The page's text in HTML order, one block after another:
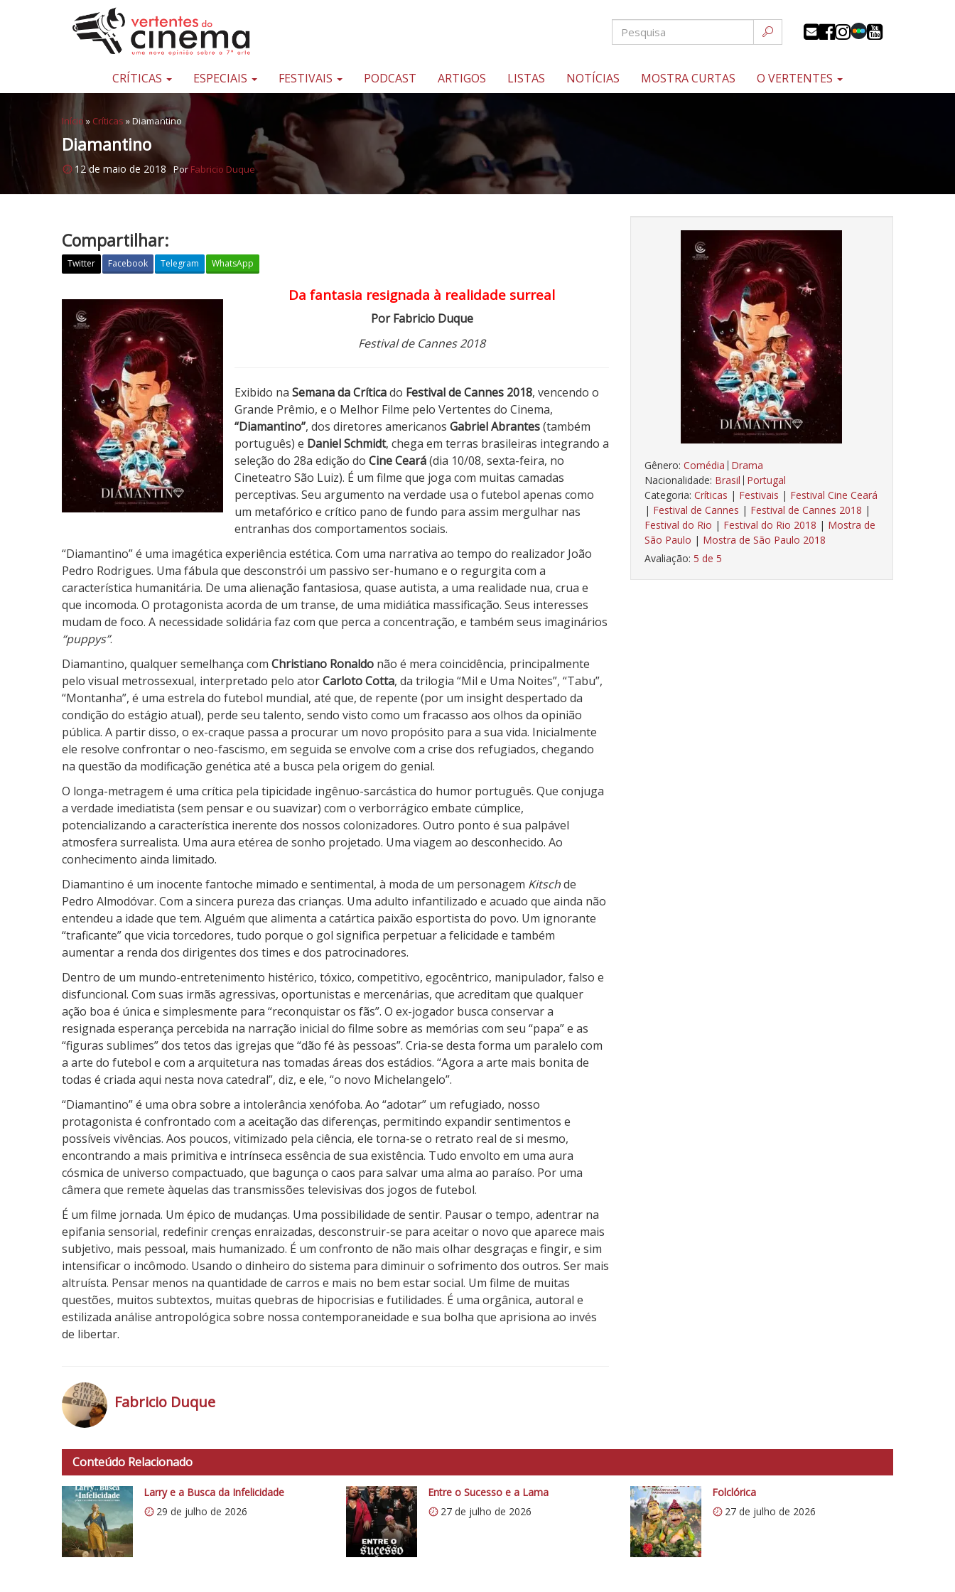
Pular para o conteúdo
Uma
sobre
sétima
arte
CRÍTICAS ESPECIAIS FESTIVAIS PODCAST ARTIGOS LISTAS NOTÍCIAS MOSTRA CURTAS O VERTENTES
Início » Críticas »Diamantino
Diamantino
12 de maio de 2018 Por Fabricio Duque
Gênero: Comédia Drama
Nacionalidade: Brasil Portugal
Categoria: Críticas | Festivais | Festival Cine Ceará
| Festival de Cannes | Festival de Cannes 2018 |
Festival do Rio | Festival do Rio 2018 | Mostra de
São Paulo | Mostra de São Paulo 2018
Avaliação: 5 de 5
Compartilhar:
Twitter Facebook Telegram WhatsApp
D
a
Da fantasia resignada à realidade surreal
Por Fabricio Duque
Festival de Cannes 2018
Exibido na Semana da Críticado Festival de Cannes 2018, vencendo o
Grande Prêmio, e o Melhor Filme pelo Vertentes do Cinema,
“Diamantino”, dos diretores americanos Gabriel Abrantes(também
português) e Daniel Schmidt, chega em terras brasileiras integrando a
seleção do 28a edição do Cine Ceará(dia 10/08, sexta-feira, no
Cineteatro São Luiz). É um filme que joga com muitas camadas
perceptivas. Seu argumento na verdade usa o futebol apenas como
um metafórico e crítico pano de fundo para assim mergulhar nas
entranhas dos comportamentos sociais.
“Diamantino” é uma imagética experiência estética. Com uma narrativa ao tempo do realizador João
Pedro Rodrigues. Uma fábula que desconstrói um passivo ser-humano e o regurgita com a
característica humanitária. De uma alienação fantasiosa, quase autista, a uma realidade nua, crua e
que incomoda. O protagonista acorda de um transe, de uma midiática massificação. Seus interesses
mudam de foco. A necessidade solidária faz com que perca a concentração, e também seus imaginários
“puppys”.
Diamantino, qualquer semelhança com Christiano Ronaldo não é mera coincidência, principalmente
pelo visual metrossexual, interpretado pelo atorCarloto Cotta, da trilogia “Mil e Uma Noites”, “Tabu”,
“Montanha”, é uma estrela do futebol mundial, até que, de repente (por um insight despertado da
condição do estágio atual), perde seu talento, sendo visto como um fracasso aos olhos da opinião
pública. A partir disso, o ex-craque passa a procurar um novo propósito para a sua vida. Inicialmente
ele resolve confrontar o neo-fascismo, em seguida se envolve com a crise dos refugiados, chegando
na questão da modificação genética até a busca pela origem do genial.
O longa-metragem é uma crítica pela tipicidade ingênuo-sarcástica do humor português. Que conjuga
a verdade imediatista (sem pensar e ou suavizar) com o verborrágico embate cúmplice,
potencializando a característica inerente dos nossos colonizadores. Outro ponto é sua palpável
atmosfera surrealista. Uma aura etérea de sonho projetado. Uma viagem ao desconhecido. Ao
conhecimento ainda limitado.
Diamantino é um inocente fantoche mimado e sentimental, à moda de um personagem Kitschde
Pedro Almodóvar. Com a sincera pureza das crianças. Uma adulto infantilizado e acuado que ainda não
entendeu a idade que tem. Alguém que alimenta a catártica paixão esportista do povo. Um ignorante
“traficante” que vicia torcedores, tudo porque o gol significa perpetuar a felicidade e também
aumentar a renda dos dirigentes dos times e dos patrocinadores.
Dentro de um mundo-entretenimento histérico, tóxico, competitivo, egocêntrico, manipulador, falso e
disfuncional. Com suas irmãs agressivas, oportunistas e mercenárias, que acreditam que qualquer
ação boa é única e simplesmente para “reconquistar os fãs”. O ex-jogador busca conservar a
resignada esperança percebida na narração inicial do filme sobre as memórias com seu “papa” e as
“figuras sublimes” dos tetos das igrejas que “dão fé às pessoas”. Cria-se desta forma um paralelo com
a arte do futebol e com a arquitetura nas tomadas áreas dos estádios. “Agora a arte mais bonita de
todas é criada aqui nesta nova catedral”, diz, e ele, “o novo Michelangelo”.
“Diamantino” é uma obra sobre a intolerância xenófoba. Ao “adotar” um refugiado, nosso
protagonista é confrontado com a aceitação das diferenças, permitindo expandir sentimentos e
possíveis vivências. Aos poucos, vitimizado pela ciência, ele torna-se o retrato real de si mesmo,
encontrando a mais primitiva e intrínseca essência de sua existência. Tudo envolto em uma aura
cósmica de universo compactuado, que bagunça o caos para salvar uma alma ao paraíso. Por uma
câmera que remete àquelas das transmissões televisivas dos jogos de futebol.
É um filme jornada. Um épico de mudanças. Uma possibilidade de sentir. Pausar o tempo, adentrar na
epifania sensorial, redefinir crenças enraizadas, desconstruir-se para aceitar o novo que aparece mais
subjetivo, mais pessoal, mais humanizado. É um confronto de não mais olhar desgraças e fingir, e sim
intensificar o incômodo. Usando o dinheiro do sistema para diminuir o sofrimento dos outros. Ser mais
altruísta. Pensar menos na quantidade de carros e mais no bem estar social. Um filme de muitas
questões, muitos subtextos, muitas quebras de hipocrisias e futilidades. É uma orgânica, autoral e
estilizada análise antropológica sobre nossa contemporaneidade e sua bolha que aprisiona ao invés
de libertar.
o
t
C
í
t
i
t
p
s
:
/
/
Fabricio Duque
Conteúdo Relacionado
Larry e a Busca da Infelicidade
29 de julho de 2026
Entre o Sucesso e a Lama
27 de julho de 2026
Folclórica
27 de julho de 2026